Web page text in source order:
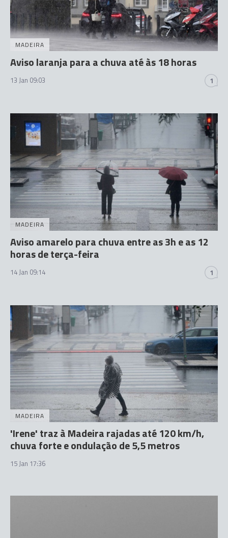
MADEIRA
Aviso laranja para a chuva até às 18 horas
13 Jan 09:03 1
MADEIRA
Aviso amarelo para chuva entre as 3h e as 12
horas de terça-feira
14 Jan 09:14 1
MADEIRA
'Irene' traz à Madeira rajadas até 120 km/h,
chuva forte e ondulação de 5,5 metros
15 Jan 17:36